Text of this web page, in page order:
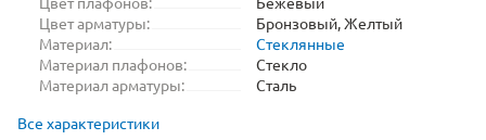
Цвет арматуры:
Бронзовый, Желтый
Материал:
Стеклянные
Материал плафонов:
Стекло
Материал арматуры:
Сталь
Все характеристики